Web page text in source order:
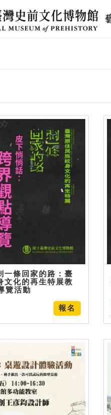
一條回家的路：臺
文化的再生特展教
覽活動
報名